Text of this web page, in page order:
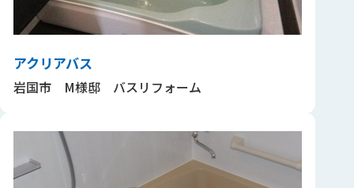
アクリアバス
岩国市 M様邸 バスリフォーム